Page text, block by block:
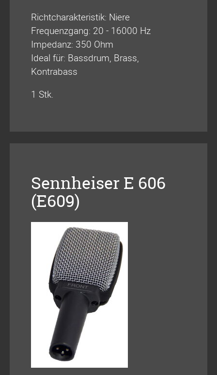
Richtcharakteristik: Niere
Frequenzgang: 20 - 16000 Hz
Impedanz: 350 Ohm
Ideal für: Bassdrum, Brass,
Kontrabass
1 Stk.
Sennheiser E 606
(E609)